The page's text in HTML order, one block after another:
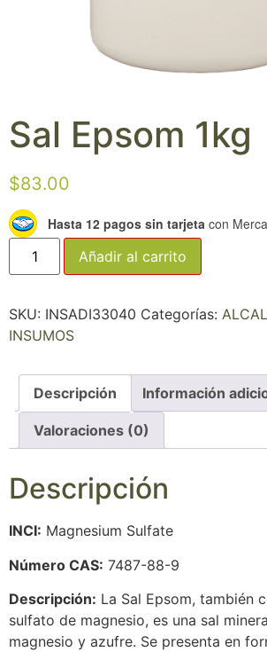
Sal Epsom 1kg
$83.00
Hasta 12 pagos sin tarjeta con
Añadir al carrito
SKU: INSADI33040 Categorías:
INSUMOS
Descripción Información
Valoraciones (0)
Descripción
INCI: Magnesium Sulfate
Número CAS: 7487-88-9
Descripción: La Sal Epsom, también
sulfato de magnesio, es una sal
magnesio y azufre. Se presenta en